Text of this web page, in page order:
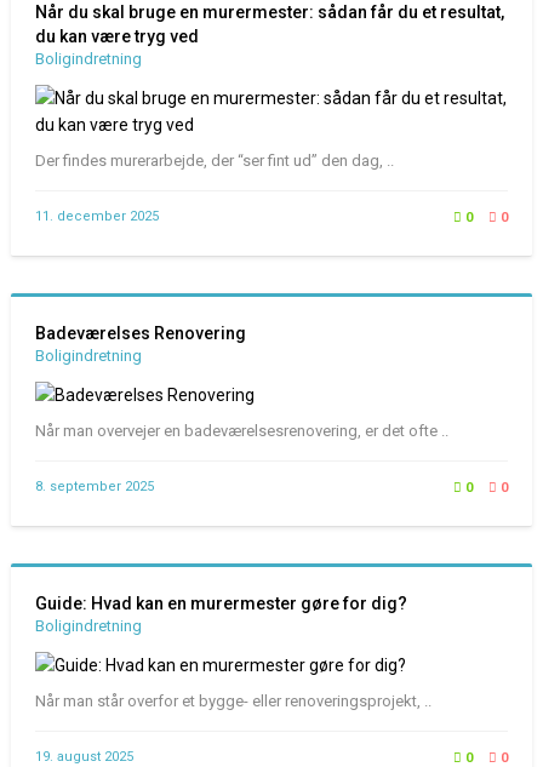
Når du skal bruge en murermester: sådan får du et resultat,
du kan være tryg ved
Boligindretning
Der findes murerarbejde, der “ser fint ud” den dag, ..
11. december 2025 0 0
Badeværelses Renovering
Boligindretning
Når man overvejer en badeværelsesrenovering, er det ofte ..
8. september 2025 0 0
Guide: Hvad kan en murermester gøre for dig?
Boligindretning
Når man står overfor et bygge- eller renoveringsprojekt, ..
19. august 2025 0 0